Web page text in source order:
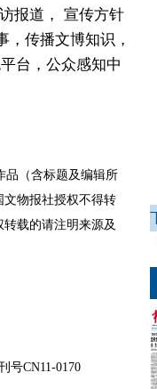
报道， 宣传方针
传播文博知识，
台，公众感知中
（含标题及编辑所
文物报社授权不得转
载的请注明来源及
CN11-0170